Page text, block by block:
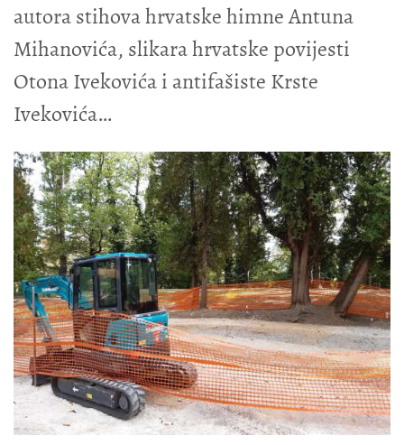
autora stihova hrvatske himne Antuna
Mihanovića, slikara hrvatske povijesti
Otona Ivekovića i antifašiste Krste
Ivekovića